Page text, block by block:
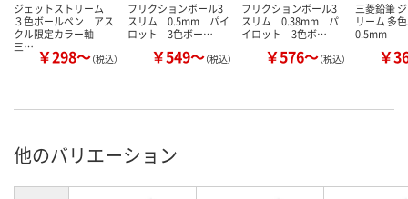
ジェットストリーム
３色ボールペン アス
クル限定カラー軸
三… ￥298～（税込）
フリクションボール3
スリム 0.5mm パイ
ロット 3色ボー…
￥549～（税込）
フリクションボール3
スリム 0.38mm パ
イロット 3色ボ…
￥576～（税込）
三菱鉛筆
リーム 多
0.5mm
￥
他のバリエーション